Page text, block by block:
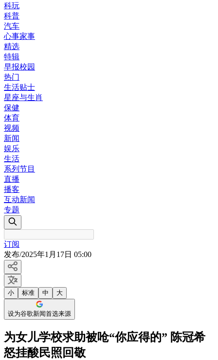
科玩
科普
汽车
心事家事
精选
特辑
早报校园
热门
生活贴士
星座与生肖
保健
体育
视频
新闻
娱乐
生活
系列节目
直播
播客
互动新闻
专题
订阅
发布/2025年1月17日 05:00
小 标准 中 大
设为谷歌新闻首选来源
为女儿学校求助被呛“你应得的” 陈冠希
怒挂酸民照回敬